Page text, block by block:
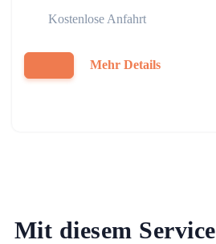
Kostenlose Anfahrt
Mehr Details
Mit diesem